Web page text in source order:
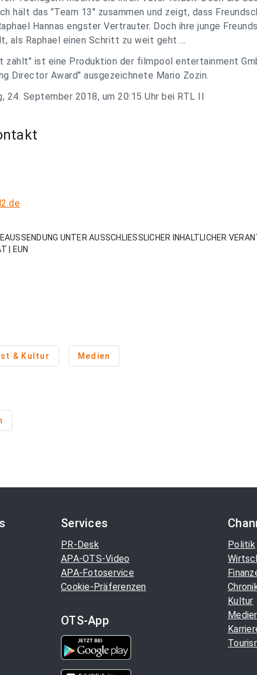
hält das "Team 13" zusammen und zeigt, dass
Hannas engster Vertrauter. Doch ihre junge
als Raphael einen Schritt zu weit geht ...
zählt" ist eine Produktion der filmpool entertainment
Director Award" ausgezeichnete Mario Zozin.
24. September 2018, um 20:15 Uhr bei RTL II
UNTER AUSSCHLIESSLICHER INHALTLICHER
| EUN
& Kultur Medien
Services
PR-Desk
APA-OTS-Video
APA-Fotoservice
Cookie-Präferenzen
OTS-App
Politik
Kultur